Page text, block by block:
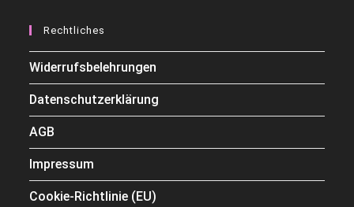
Rechtliches
Widerrufsbelehrungen
Datenschutzerklärung
AGB
Impressum
Cookie-Richtlinie (EU)